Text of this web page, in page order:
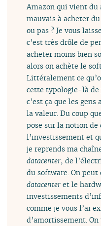
Amazon qui vient du
mauvais à acheter
ou pas ? Je vous
c’est très drôle de
acheter moins bien
alors on achète le
Littéralement ce
cette typologie-là de
c’est ça que les gens
la valeur. Du coup
pose sur la notion de
l’investissement et
je reprends ma
datacenter, de
du software. On
datacenter et le
investissements
comme je vous l’ai
d’amortissement.